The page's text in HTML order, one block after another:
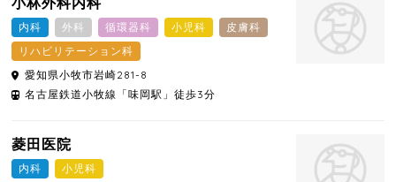
内科 外科 循環器科 小児科
皮膚科
リハビリテーション科
愛知県小牧市岩崎281-8
名古屋鉄道小牧線「味岡駅」徒歩3分
菱田医院
内科
小児科